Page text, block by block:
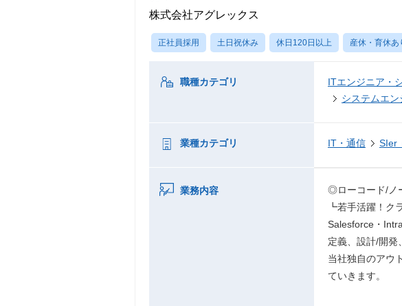
株式会社アグレックス
正社員採用 土日祝休み 休日120日以上 産休・育休あ
職種カテゴリ ITエンジニア・
システムエン
業種カテゴリ IT・通信 SIer
業務内容
◎ローコード/ノ
┗若手活躍！ク
Salesforce・
定義、設計/開発
当社独自のアウ
ていきます。